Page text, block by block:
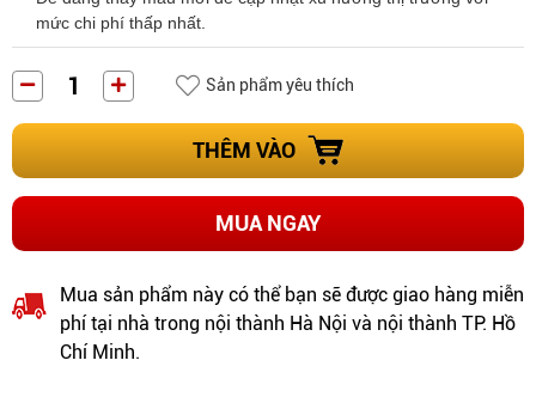
mức chi phí thấp nhất.
Sản phẩm yêu thích
THÊM VÀO
MUA NGAY
Mua sản phẩm này có thể bạn sẽ được giao hàng miễn
phí tại nhà trong nội thành Hà Nội và nội thành TP. Hồ
Chí Minh.